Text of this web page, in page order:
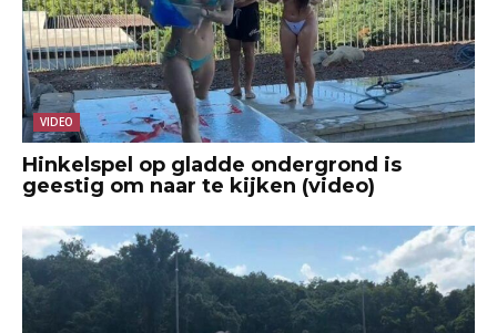
VIDEO
Hinkelspel op gladde ondergrond is
geestig om naar te kijken (video)